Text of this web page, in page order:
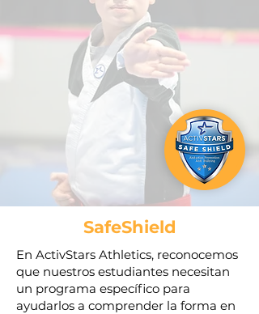
SafeShield
En ActivStars Athletics, reconocemos
que nuestros estudiantes necesitan
un programa específico para
ayudarlos a comprender la forma en